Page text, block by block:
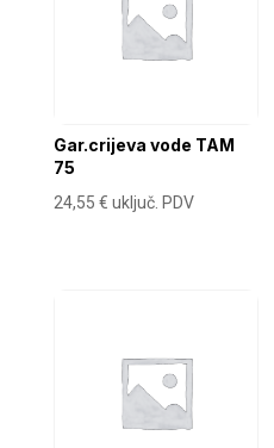
Gar.crijeva vode TAM
75
24,55 € uključ. PDV